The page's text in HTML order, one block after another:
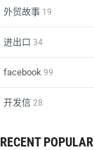
外贸故事 19
进出口 34
facebook 99
开发信 28
RECENT POPULAR